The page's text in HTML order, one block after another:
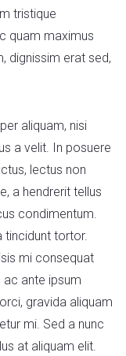
tristique
quam maximus
dignissim erat sed,
aliquam, nisi
a velit. In posuere
lectus non
a hendrerit tellus
condimentum.
tincidunt tortor.
mi consequat
ante ipsum
gravida aliquam
mi. Sed a nunc
at aliquam elit.